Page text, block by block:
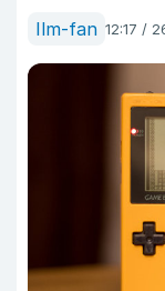
Ilm-fan 12:17 /